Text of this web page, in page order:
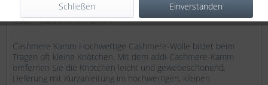
addi - Cashmere-Kamm
Cashmere Kamm Hochwertige Cashmere-Wolle bildet beim
Tragen oft kleine Knötchen. Mit dem addi-Cashmere-Kamm
entfernen Sie die Knötchen leicht und gewebeschonend.
Lieferung mit Kurzanleitung im hochwertigen, kleinen
Einverstanden
Schließen